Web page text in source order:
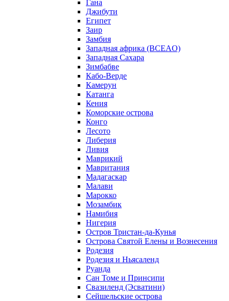
Гана
Джибути
Египет
Заир
Замбия
Западная африка (BCEAO)
Западная Сахара
Зимбабве
Кабо-Верде
Камерун
Катанга
Кения
Коморские острова
Конго
Лесото
Либерия
Ливия
Маврикий
Мавритания
Мадагаскар
Малави
Марокко
Мозамбик
Намибия
Нигерия
Остров Тристан-да-Кунья
Острова Святой Елены и Вознесения
Родезия
Родезия и Ньясаленд
Руанда
Сан Томе и Принсипи
Свазиленд (Эсватини)
Сейшельские острова